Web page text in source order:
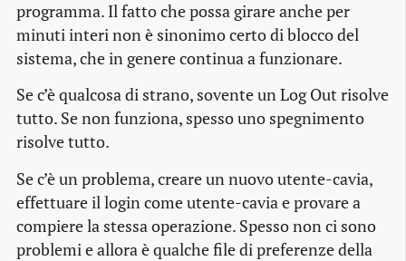
programma. Il fatto che possa girare anche per
minuti interi non è sinonimo certo di blocco del
sistema, che in genere continua a funzionare.
Se c’è qualcosa di strano, sovente un Log Out risolve
tutto. Se non funziona, spesso uno spegnimento
risolve tutto.
Se c’è un problema, creare un nuovo utente-cavia,
effettuare il login come utente-cavia e provare a
compiere la stessa operazione. Spesso non ci sono
problemi e allora è qualche file di preferenze della